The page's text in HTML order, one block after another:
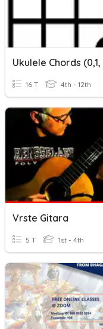
16 T 4th - 12th
Vrste Gitara
5 T 1st - 4th